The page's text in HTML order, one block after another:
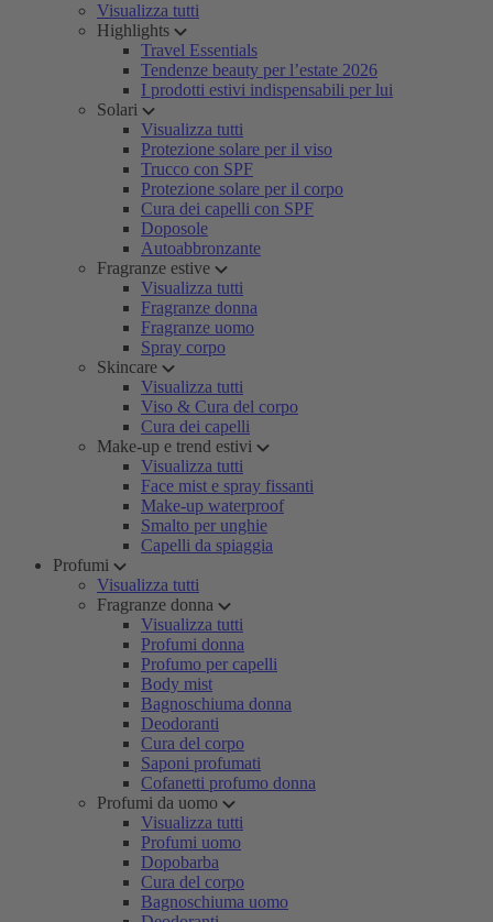
Visualizza tutti
Highlights
Travel Essentials
Tendenze beauty per l’estate 2026
I prodotti estivi indispensabili per lui
Solari
Visualizza tutti
Protezione solare per il viso
Trucco con SPF
Protezione solare per il corpo
Cura dei capelli con SPF
Doposole
Autoabbronzante
Fragranze estive
Visualizza tutti
Fragranze donna
Fragranze uomo
Spray corpo
Skincare
Visualizza tutti
Viso & Cura del corpo
Cura dei capelli
Make-up e trend estivi
Visualizza tutti
Face mist e spray fissanti
Make-up waterproof
Smalto per unghie
Capelli da spiaggia
Profumi
Visualizza tutti
Fragranze donna
Visualizza tutti
Profumi donna
Profumo per capelli
Body mist
Bagnoschiuma donna
Deodoranti
Cura del corpo
Saponi profumati
Cofanetti profumo donna
Profumi da uomo
Visualizza tutti
Profumi uomo
Dopobarba
Cura del corpo
Bagnoschiuma uomo